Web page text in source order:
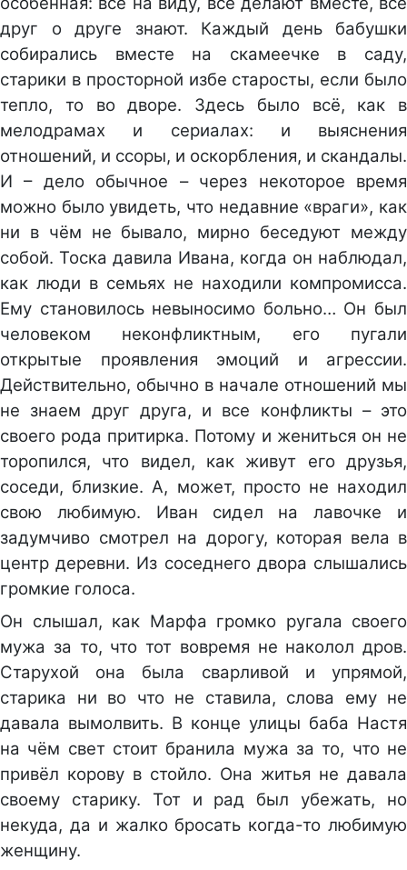
друг о друге знают. Каждый день бабушки
собирались вместе на скамеечке в саду,
старики в просторной избе старосты, если было
тепло, то во дворе. Здесь было всё, как в
мелодрамах и сериалах: и выяснения
отношений, и ссоры, и оскорбления, и скандалы.
И – дело обычное – через некоторое время
можно было увидеть, что недавние «враги», как
ни в чём не бывало, мирно беседуют между
собой. Тоска давила Ивана, когда он наблюдал,
как люди в семьях не находили компромисса.
Ему становилось невыносимо больно… Он был
человеком неконфликтным, его пугали
открытые проявления эмоций и агрессии.
Действительно, обычно в начале отношений мы
не знаем друг друга, и все конфликты – это
своего рода притирка. Потому и жениться он не
торопился, что видел, как живут его друзья,
соседи, близкие. А, может, просто не находил
свою любимую. Иван сидел на лавочке и
задумчиво смотрел на дорогу, которая вела в
центр деревни. Из соседнего двора слышались
громкие голоса.
Он слышал, как Марфа громко ругала своего
мужа за то, что тот вовремя не наколол дров.
Старухой она была сварливой и упрямой,
старика ни во что не ставила, слова ему не
давала вымолвить. В конце улицы баба Настя
на чём свет стоит бранила мужа за то, что не
привёл корову в стойло. Она житья не давала
своему старику. Тот и рад был убежать, но
некуда, да и жалко бросать когда-то любимую
женщину.